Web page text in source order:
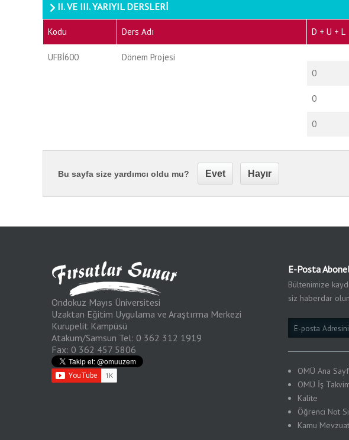
II. VE III. YARIYIL DERSLERİ
Kodu Ders Adı D + U + L
UFBİ600
Dönem Projesi
0
0
0
Bu sayfa size yardımcı oldu mu? Evet Hayır
Ondokuz Mayıs Üniversitesi
Uzaktan Eğitim Uygulama ve Araştırma Merkezi
Kurupelit Kampüsü
Atakum/Samsun Tel: 0 362 312 1919
Fax: 0 362 457 5806
E-Posta
Bültenimize
siz haberdar
Email
Subscription
OMÜ Ana
OMÜ İş
Kalite
Öğrenci Not
Kamu